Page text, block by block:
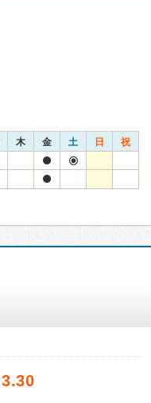
木 金 土 日 祝
3.30